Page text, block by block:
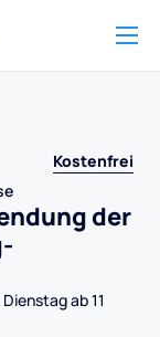
Kostenfrei
der
ab 11